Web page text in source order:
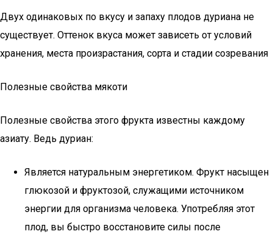
Двух одинаковых по вкусу и запаху плодов дуриана не
существует. Оттенок вкуса может зависеть от условий
хранения, места произрастания, сорта и стадии созревания
Полезные свойства мякоти
Полезные свойства этого фрукта известны каждому
азиату. Ведь дуриан:
Является натуральным энергетиком. Фрукт насыщен
глюкозой и фруктозой, служащими источником
энергии для организма человека. Употребляя этот
плод, вы быстро восстановите силы после